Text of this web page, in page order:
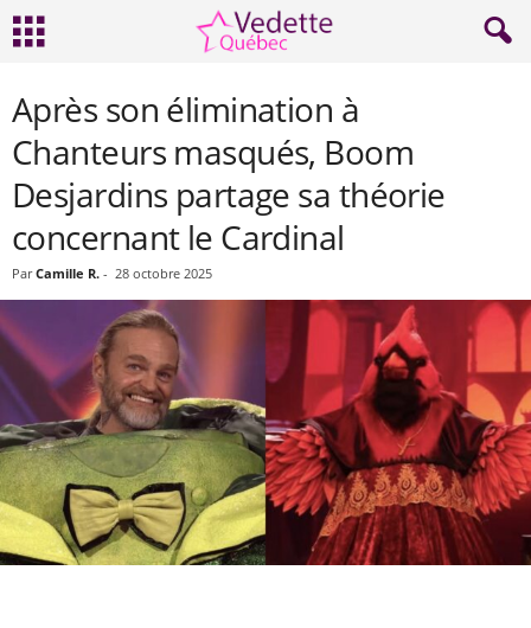
Après son élimination à
Chanteurs masqués, Boom
Desjardins partage sa théorie
concernant le Cardinal
Par Camille R. - 28 octobre 2025